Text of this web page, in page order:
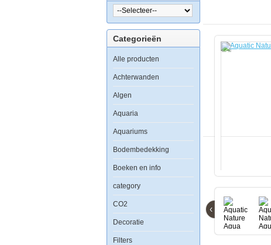
Categorieën
Alle producten
Achterwanden
Algen
Aquaria
Aquariums
Bodembedekking
Boeken en info
category
CO2
Decoratie
Filters
Aquatic
Nature
Aqua
zeewater
‹